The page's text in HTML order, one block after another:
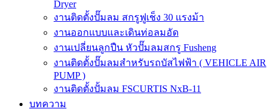
Dryer
งานติดตั้งปั๊มลม สกรูฟูเช็ง 30 แรงม้า
งานออกแบบและเดินท่อลมอัด
งานเปลี่ยนลูกปืน หัวปั๊มลมสกรู Fusheng
งานติดตั้งปั๊มลมสำหรับรถบัสไฟฟ้า ( VEHICLE AIR
PUMP )
งานติดตั้งปั้มลม FSCURTIS NxB-11
บทความ